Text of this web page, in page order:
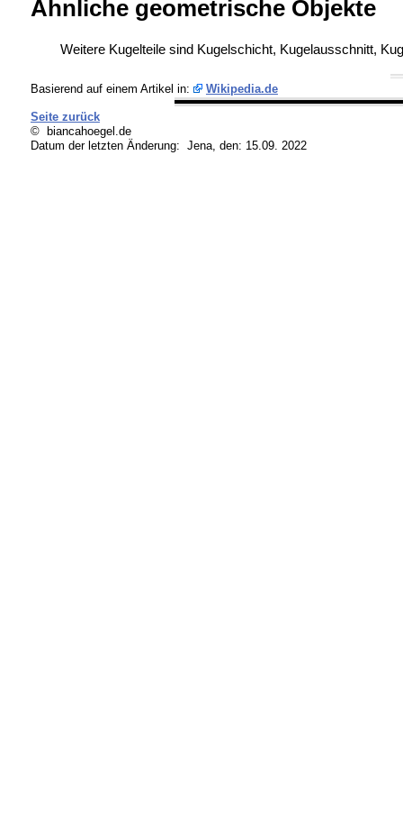
Ähnliche geometrische Objekte
Weitere Kugelteile sind Kugelschicht, Kugelausschnitt,
Basierend auf einem Artikel in: Wikipedia.de
Seite zurück
© biancahoegel.de
Datum der letzten Änderung: Jena, den: 15.09. 2022